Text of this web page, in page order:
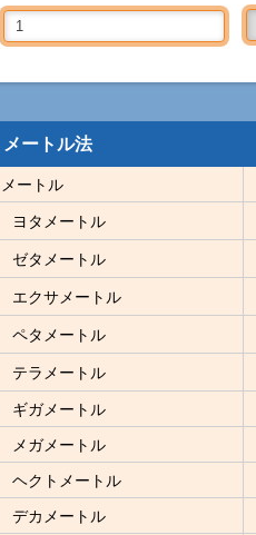
メートル法
メートル
ヨタメートル
ゼタメートル
エクサメートル
ペタメートル
テラメートル
ギガメートル
メガメートル
ヘクトメートル
デカメートル